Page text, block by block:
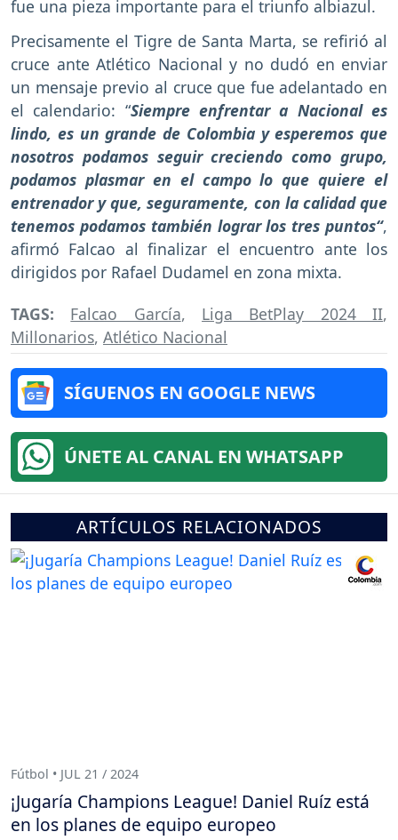
fue una pieza importante para el triunfo albiazul.
Precisamente el Tigre de Santa Marta, se refirió al
cruce ante Atlético Nacional y no dudó en enviar
un mensaje previo al cruce que fue adelantado en
el calendario: “Siempre enfrentar a Nacional es
lindo, es un grande de Colombia y esperemos que
nosotros podamos seguir creciendo como grupo,
podamos plasmar en el campo lo que quiere el
entrenador y que, seguramente, con la calidad que
tenemos podamos también lograr los tres puntos“,
afirmó Falcao al finalizar el encuentro ante los
dirigidos por Rafael Dudamel en zona mixta.
TAGS: Falcao García, Liga BetPlay 2024 II,
Millonarios, Atlético Nacional
SÍGUENOS EN GOOGLE NEWS
ÚNETE AL CANAL EN WHATSAPP
ARTÍCULOS RELACIONADOS
Fútbol • JUL 21 / 2024
¡Jugaría Champions League! Daniel Ruíz está
en los planes de equipo europeo